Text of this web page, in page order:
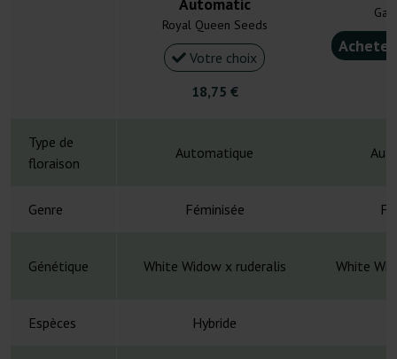
Royal Queen Seeds
Votre choix
18,75 €
Type de
floraison
Automatique
Genre Féminisée
Génétique White Widow x ruderalis White
Espèces Hybride